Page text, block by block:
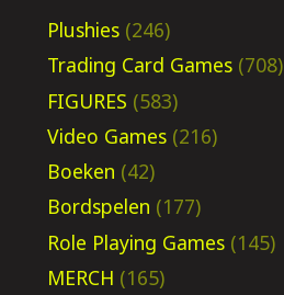
Plushies (246)
Trading Card Games (708)
FIGURES (583)
Video Games (216)
Boeken (42)
Bordspelen (177)
Role Playing Games (145)
MERCH (165)